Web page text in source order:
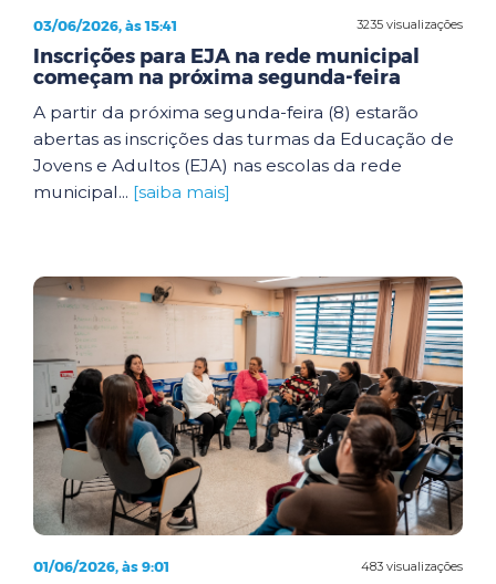
3235 visualizações
03/06/2026, às 15:41
Inscrições para EJA na rede municipal
começam na próxima segunda-feira
A partir da próxima segunda-feira (8) estarão
abertas as inscrições das turmas da Educação de
Jovens e Adultos (EJA) nas escolas da rede
municipal... [saiba mais]
483 visualizações
01/06/2026, às 9:01